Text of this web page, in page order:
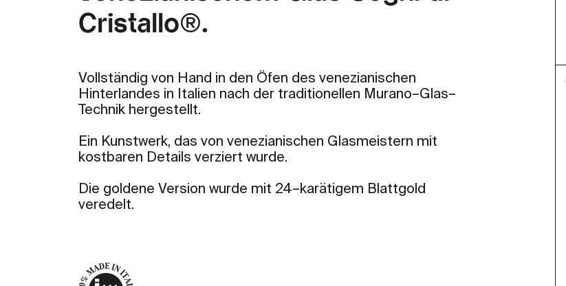
Cristallo®.
Vollständig von Hand in den Öfen des venezianischen
Hinterlandes in Italien nach der traditionellen Murano–Glas–
Technik hergestellt.
Ein Kunstwerk, das von venezianischen Glasmeistern mit
kostbaren Details verziert wurde.
Die goldene Version wurde mit 24–karätigem Blattgold
veredelt.